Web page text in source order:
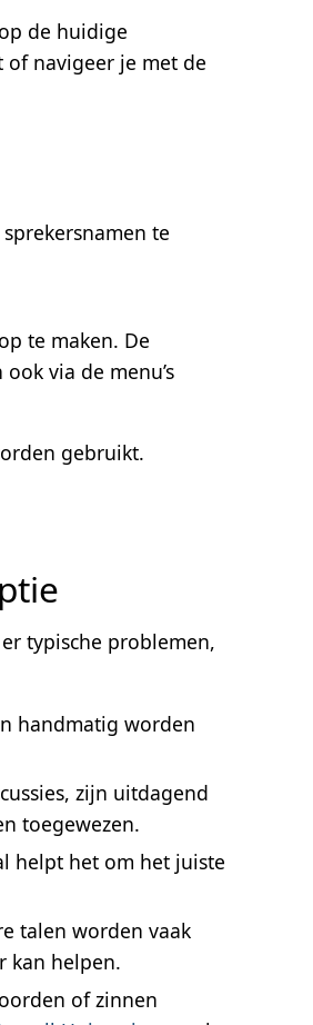
de huidige
of navigeer je met de
te
te maken. De
via de menu’s
gebruikt.
typische problemen,
handmatig worden
zijn uitdagend
toegewezen.
helpt het om het juiste
talen worden vaak
kan helpen.
of zinnen